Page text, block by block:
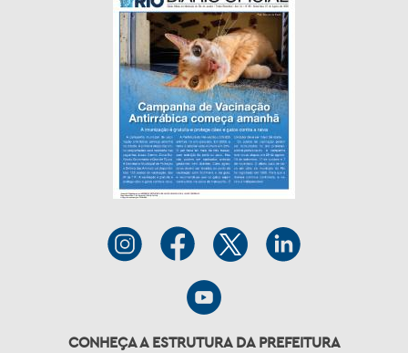
CONHEÇA A ESTRUTURA DA PREFEITURA